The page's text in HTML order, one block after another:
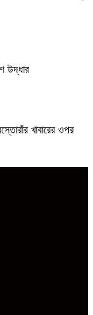
উদ্ধার
খাবারের ওপর